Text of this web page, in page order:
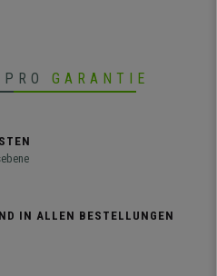
GARANTIE
IN ALLEN BESTELLUNGEN